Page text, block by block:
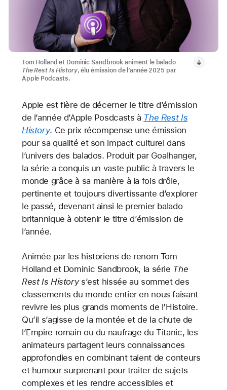
Tom Holland et Dominic Sandbrook animent le balado
The Rest Is History, élu émission de l’année 2025 par
Apple Podcasts.
Apple est fière de décerner le titre d’émission
de l’année d’Apple Posdcasts à The Rest Is
History. Ce prix récompense une émission
pour sa qualité et son impact culturel dans
l’univers des balados. Produit par Goalhanger,
la série a conquis un vaste public à travers le
monde grâce à sa manière à la fois drôle,
pertinente et toujours divertissante d’explorer
le passé, devenant ainsi le premier balado
britannique à obtenir le titre d’émission de
l’année.
Animée par les historiens de renom Tom
Holland et Dominic Sandbrook, la série The
Rest Is Historys’est hissée au sommet des
classements du monde entier en nous faisant
revivre les plus grands moments de l’Histoire.
Qu’il s’agisse de la montée et de la chute de
l’Empire romain ou du naufrage du Titanic, les
animateurs partagent leurs connaissances
approfondies en combinant talent de conteurs
et humour surprenant pour traiter de sujets
complexes et les rendre accessibles et